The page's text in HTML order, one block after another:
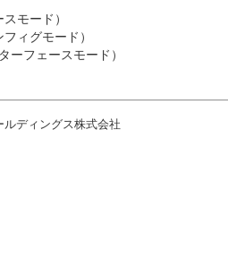
モード）
ィグモード）
ーフェースモード）
ディングス株式会社